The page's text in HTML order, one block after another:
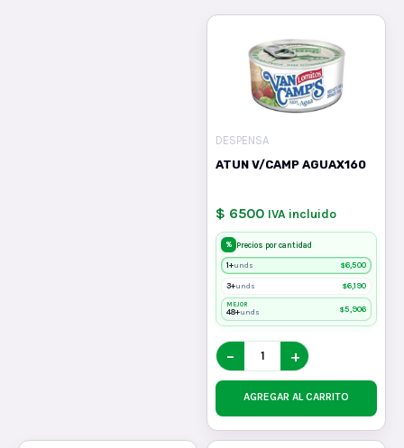
DESPENSA
ATUN V/CAMP AGUAX160
$ 6500 IVA incluido
% Precios por cantidad
1+unds $6,500
3+unds $6,190
MEJOR
48+unds $5,906
− +
AGREGAR AL CARRITO